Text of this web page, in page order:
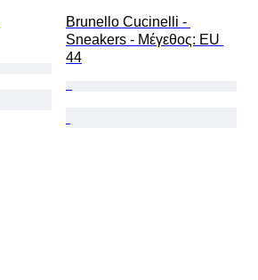
Brunello Cucinelli -
Sneakers - Mέγεθος: EU
44